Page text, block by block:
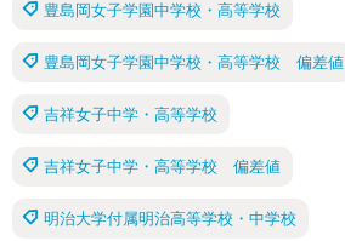
豊島岡女子学園中学校・高等学校
豊島岡女子学園中学校・高等学校 偏差値
吉祥女子中学・高等学校
吉祥女子中学・高等学校 偏差値
明治大学付属明治高等学校・中学校